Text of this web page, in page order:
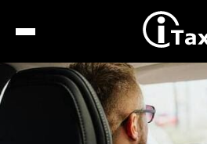
Calcul de
Taxis